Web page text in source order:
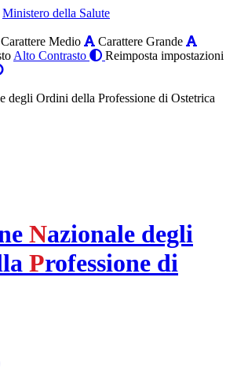
Ministero della Salute
Carattere Medio
Carattere Grande
Alto Contrasto
Reimposta impostazioni
degli Ordini della Professione di Ostetrica
Nazionale degli
Professione di